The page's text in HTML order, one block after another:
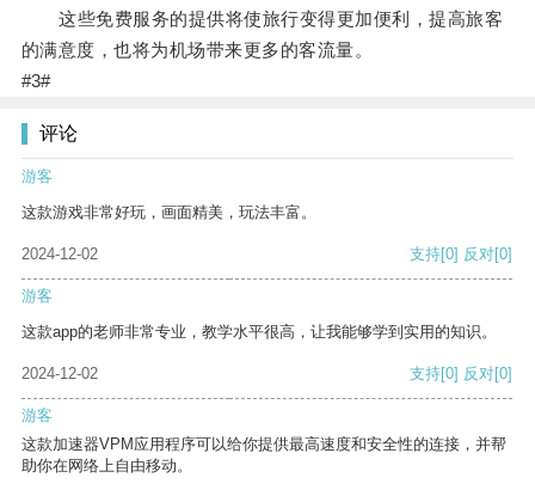
这些免费服务的提供将使旅行变得更加便利，提高旅客
的满意度，也将为机场带来更多的客流量。
#3#
评论
游客
这款游戏非常好玩，画面精美，玩法丰富。
2024-12-02 支持[0] 反对[0]
游客
这款app的老师非常专业，教学水平很高，让我能够学到实用的知识。
2024-12-02 支持[0] 反对[0]
游客
这款加速器VPM应用程序可以给你提供最高速度和安全性的连接，并帮
助你在网络上自由移动。